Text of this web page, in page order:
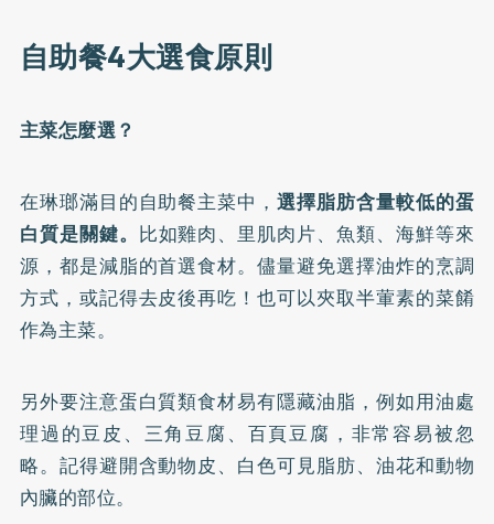
自助餐4大選食原則
主菜怎麼選？
在琳瑯滿目的自助餐主菜中，選擇脂肪含量較低的蛋
白質是關鍵。 比如雞肉、里肌肉片、魚類、海鮮等來
源，都是減脂的首選食材。儘量避免選擇油炸的烹調
方式，或記得去皮後再吃！也可以夾取半葷素的菜餚
作為主菜。
另外要注意蛋白質類食材易有隱藏油脂，例如用油處
理過的豆皮、三角豆腐、百頁豆腐，非常容易被忽
略。記得避開含動物皮、白色可見脂肪、油花和動物
內臟的部位。